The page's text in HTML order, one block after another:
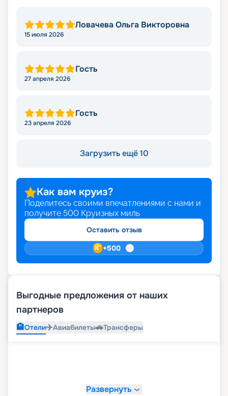
Ловачева Ольга Викторовна
15 июля 2026
Гость
27 апреля 2026
Гость
23 апреля 2026
Загрузить ещё 10
Как вам круиз?
Поделитесь своими впечатлениями с нами и
получите 500 Круизных миль
Оставить отзыв
+500
Выгодные предложения от наших
партнеров
🏨Отели✈️Авиабилеты🚗Трансферы
Развернуть